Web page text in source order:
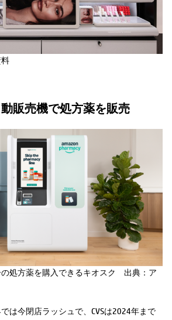
販売機で処方薬を販売
処方薬を購入できるキオスク 出典：ア
は今閉店ラッシュで、CVSは2024年まで